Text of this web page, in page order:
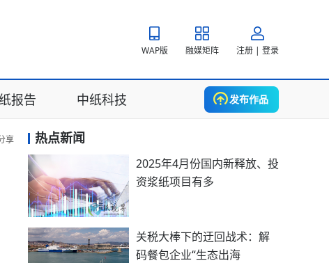
WAP版 融媒矩阵 注册 | 登录
报告 中纸科技 发布作品
享 热点新闻
2025年4月份国内新释放、投
资浆纸项目有多
关税大棒下的迂回战术：解
码餐包企业“生态出海